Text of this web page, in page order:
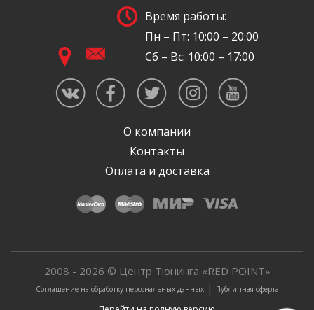
Время работы:
Пн – Пт: 10:00 – 20:00
Сб – Вс: 10:00 – 17:00
О компании
Контакты
Оплата и доставка
2008 - 2026 © Центр Тюнинга «RED POINT»
Соглашение на обработку персональных данных| Публичная оферта